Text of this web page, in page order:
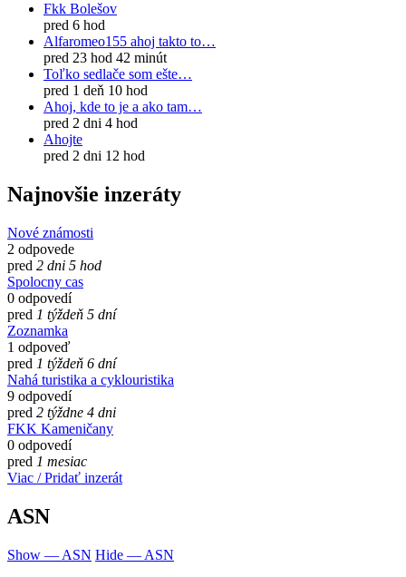
Fkk Bolešov
pred 6 hod
Alfaromeo155 ahoj takto to…
pred 23 hod 42 minút
Toľko sedlače som ešte…
pred 1 deň 10 hod
Ahoj, kde to je a ako tam…
pred 2 dni 4 hod
Ahojte
pred 2 dni 12 hod
Najnovšie inzeráty
Nové známosti
2 odpovede
pred 2 dni 5 hod
Spolocny cas
0 odpovedí
pred 1 týždeň 5 dní
Zoznamka
1 odpoveď
pred 1 týždeň 6 dní
Nahá turistika a cyklouristika
9 odpovedí
pred 2 týždne 4 dni
FKK Kameničany
0 odpovedí
pred 1 mesiac
Viac / Pridať inzerát
ASN
Show — ASN Hide — ASN